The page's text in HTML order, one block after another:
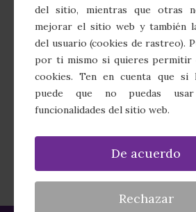
del sitio, mientras que otras
mejorar el sitio web y también
del usuario (cookies de rastreo).
por ti mismo si quieres permitir
cookies. Ten en cuenta que si
puede que no puedas
funcionalidades del sitio web.
De acuerdo
Rechazar